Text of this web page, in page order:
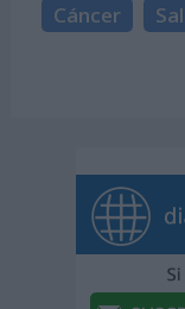
Cáncer